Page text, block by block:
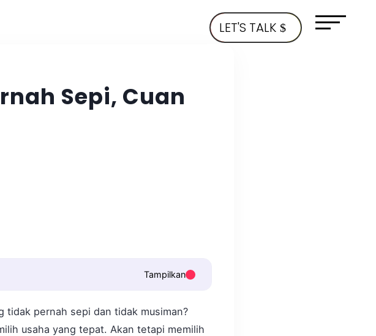
LET'S TALK
Sepi, Cuan
Tampilkan
tidak pernah sepi dan tidak musiman?
usaha yang tepat. Akan tetapi memilih